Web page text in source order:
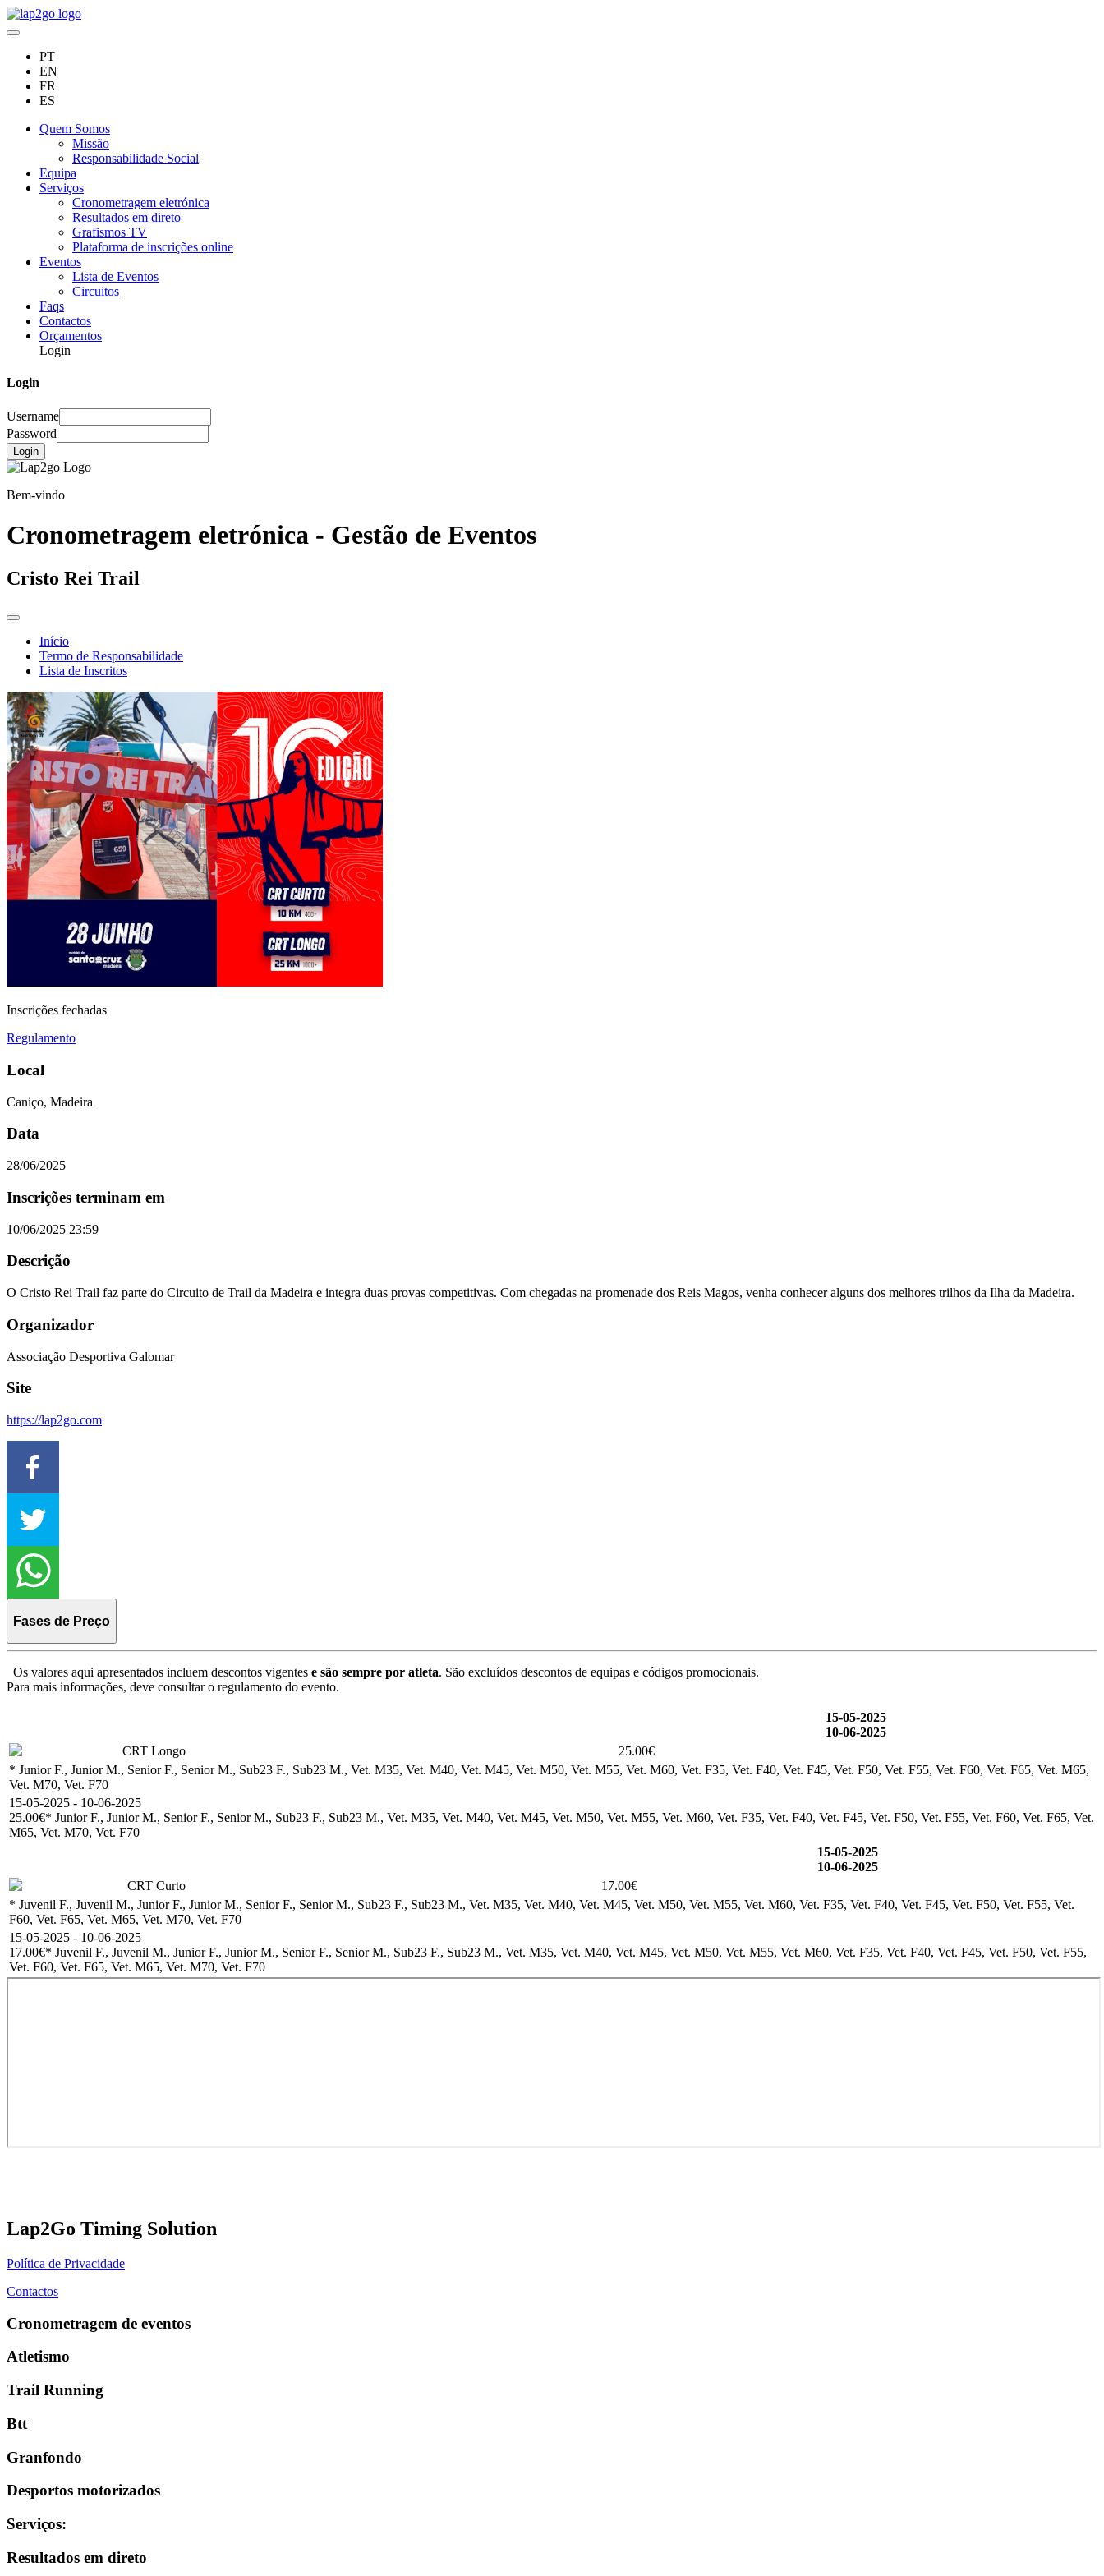
PT
EN
FR
ES
Quem Somos
Missão
Responsabilidade Social
Equipa
Serviços
Cronometragem eletrónica
Resultados em direto
Grafismos TV
Plataforma de inscrições online
Eventos
Lista de Eventos
Circuitos
Faqs
Contactos
Orçamentos
Login
Login
Username
Password
Login
Bem-vindo
Cronometragem eletrónica - Gestão de Eventos
Cristo Rei Trail
Início
Termo de Responsabilidade
Lista de Inscritos
Inscrições fechadas
Regulamento
Local
Caniço, Madeira
Data
28/06/2025
Inscrições terminam em
10/06/2025 23:59
Descrição
O Cristo Rei Trail faz parte do Circuito de Trail da Madeira e integra duas provas competitivas. Com chegadas na promenade dos Reis Magos, venha conhecer alguns dos melhores trilhos da Ilha da Madeira.
Organizador
Associação Desportiva Galomar
Site
https://lap2go.com
Fases de Preço
Os valores aqui apresentados incluem descontos vigentes e são sempre por atleta. São excluídos descontos de equipas e códigos promocionais.
Para mais informações, deve consultar o regulamento do evento.
15-05-2025
10-06-2025
CRT Longo
25.00€
* Junior F., Junior M., Senior F., Senior M., Sub23 F., Sub23 M., Vet. M35, Vet. M40, Vet. M45, Vet. M50, Vet. M55, Vet. M60, Vet. F35, Vet. F40, Vet. F45, Vet. F50, Vet. F55, Vet. F60, Vet. F65, Vet. M65,
Vet. M70, Vet. F70
15-05-2025 - 10-06-2025
25.00€* Junior F., Junior M., Senior F., Senior M., Sub23 F., Sub23 M., Vet. M35, Vet. M40, Vet. M45, Vet. M50, Vet. M55, Vet. M60, Vet. F35, Vet. F40, Vet. F45, Vet. F50, Vet. F55, Vet. F60, Vet. F65, Vet.
M65, Vet. M70, Vet. F70
15-05-2025
10-06-2025
CRT Curto
17.00€
* Juvenil F., Juvenil M., Junior F., Junior M., Senior F., Senior M., Sub23 F., Sub23 M., Vet. M35, Vet. M40, Vet. M45, Vet. M50, Vet. M55, Vet. M60, Vet. F35, Vet. F40, Vet. F45, Vet. F50, Vet. F55, Vet.
F60, Vet. F65, Vet. M65, Vet. M70, Vet. F70
15-05-2025 - 10-06-2025
17.00€* Juvenil F., Juvenil M., Junior F., Junior M., Senior F., Senior M., Sub23 F., Sub23 M., Vet. M35, Vet. M40, Vet. M45, Vet. M50, Vet. M55, Vet. M60, Vet. F35, Vet. F40, Vet. F45, Vet. F50, Vet. F55,
Vet. F60, Vet. F65, Vet. M65, Vet. M70, Vet. F70
Lap2Go Timing Solution
Política de Privacidade
Contactos
Cronometragem de eventos
Atletismo
Trail Running
Btt
Granfondo
Desportos motorizados
Serviços:
Resultados em direto